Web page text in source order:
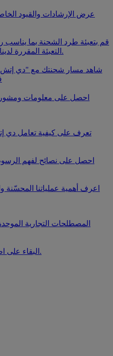
عرض الإرشادات والقيود
قم بتعبئة طرد الشحنة بما يناسب
التعبئة المقررة لدينا وسوف يشكرك مستلمو الشحنة.
شاهد مسار شحنتك مع "دي إتش
احصل على معلومات ومشورة
تعرف على كيفية تعامل
احصل على نصائح لفهم
اعرف أهمية عملياتنا
البقاء على اطلاع على اللوائح الجمركية الهامة.